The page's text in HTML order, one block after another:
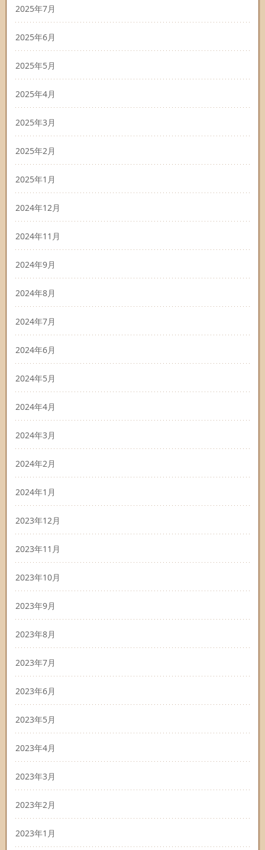
2025年7月
2025年6月
2025年5月
2025年4月
2025年3月
2025年2月
2025年1月
2024年12月
2024年11月
2024年9月
2024年8月
2024年7月
2024年6月
2024年5月
2024年4月
2024年3月
2024年2月
2024年1月
2023年12月
2023年11月
2023年10月
2023年9月
2023年8月
2023年7月
2023年6月
2023年5月
2023年4月
2023年3月
2023年2月
2023年1月